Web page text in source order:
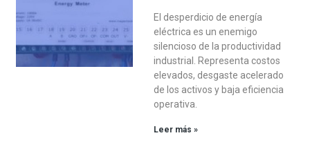
El desperdicio de energía
eléctrica es un enemigo
silencioso de la productividad
industrial. Representa costos
elevados, desgaste acelerado
de los activos y baja eficiencia
operativa.
Leer más »